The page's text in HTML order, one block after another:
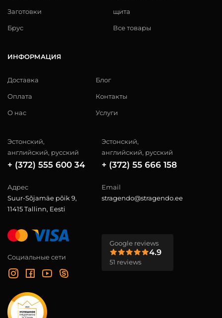
Заготовки
Брус
щита
Все товары
ИНФОРМАЦИЯ
Доставка
Оплата
О нас
Блог
Контакты
Услуги
Эстонский,
английский, русский
+ (372) 555 600 34
Эстонский,
английский, русский
+ (372) 55 666 158
Адрес
Suur-Sõjamäe põik 9,
11415 Tallinn, Eesti
Email
stragendo@stragendo.ee
Социальные сети
Google reviews
4.9
51 reviews